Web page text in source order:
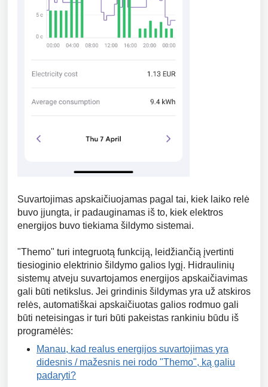
Suvartojimas apskaičiuojamas pagal tai, kiek laiko relė
buvo įjungta, ir padauginamas iš to, kiek elektros
energijos buvo tiekiama šildymo sistemai.
"Themo" turi integruotą funkciją, leidžiančią įvertinti
tiesioginio elektrinio šildymo galios lygį. Hidraulinių
sistemų atveju suvartojamos energijos apskaičiavimas
gali būti netikslus. Jei grindinis šildymas yra už atskiros
relės, automatiškai apskaičiuotas galios rodmuo gali
būti neteisingas ir turi būti pakeistas rankiniu būdu iš
programėlės:
Manau, kad realus energijos suvartojimas yra
didesnis / mažesnis nei rodo "Themo", ką galiu
padaryti?